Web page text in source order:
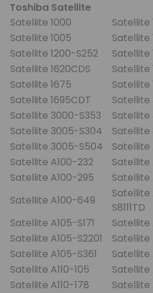
Toshiba Satellite
Satellite 1000
Satellite
Satellite 1005
Satellite
Satellite 1200-S252
Satellite
Satellite 1620CDS
Satellite
Satellite 1675
Satellite
Satellite 1695CDT
Satellite
Satellite 3000-S353
Satellite
Satellite 3005-S304
Satellite
Satellite 3005-S504
Satellite
Satellite A100-232
Satellite
Satellite A100-295
Satellite
Satellite A100-649
Satellite
S8111TD
Satellite A105-S171
Satellite
Satellite A105-S2201
Satellite
Satellite A105-S361
Satellite
Satellite A110-105
Satellite
Satellite A110-178
Satellite